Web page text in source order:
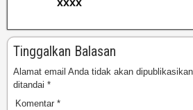
xxxx
Tinggalkan Balasan
Alamat email Anda tidak akan
ditandai *
Komentar *